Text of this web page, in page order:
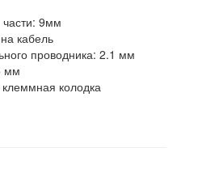
части: 9мм
кабель
проводника: 2.1 мм
мм
колодка